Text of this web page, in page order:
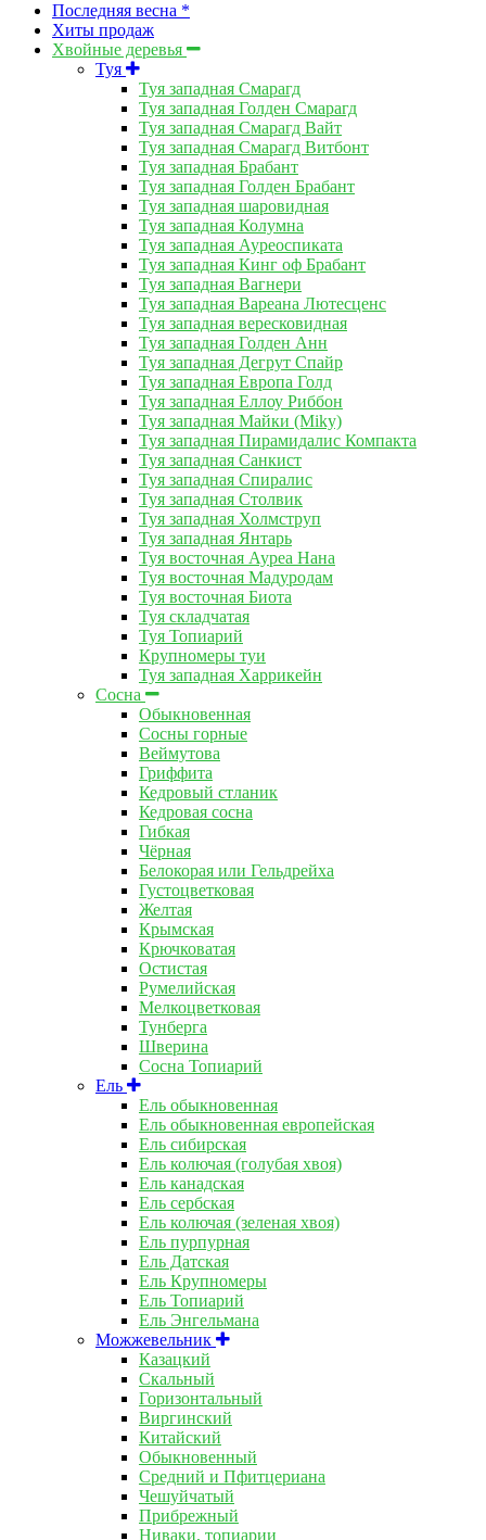
Последняя весна *
Хиты продаж
Хвойные деревья
Туя
Туя западная Смарагд
Туя западная Голден Смарагд
Туя западная Смарагд Вайт
Туя западная Смарагд Витбонт
Туя западная Брабант
Туя западная Голден Брабант
Туя западная шаровидная
Туя западная Колумна
Туя западная Ауреоспиката
Туя западная Кинг оф Брабант
Туя западная Вагнери
Туя западная Вареана Лютесценс
Туя западная вересковидная
Туя западная Голден Анн
Туя западная Дегрут Спайр
Туя западная Европа Голд
Туя западная Еллоу Риббон
Туя западная Майки (Miky)
Туя западная Пирамидалис Компакта
Туя западная Санкист
Туя западная Спиралис
Туя западная Столвик
Туя западная Холмструп
Туя западная Янтарь
Туя восточная Ауреа Нана
Туя восточная Мадуродам
Туя восточная Биота
Туя складчатая
Туя Топиарий
Крупномеры туи
Туя западная Харрикейн
Сосна
Обыкновенная
Сосны горные
Веймутова
Гриффита
Кедровый стланик
Кедровая сосна
Гибкая
Чёрная
Белокорая или Гельдрейха
Густоцветковая
Желтая
Крымская
Крючковатая
Остистая
Румелийская
Мелкоцветковая
Тунберга
Шверина
Сосна Топиарий
Ель
Ель обыкновенная
Ель обыкновенная европейская
Ель сибирская
Ель колючая (голубая хвоя)
Ель канадская
Ель сербская
Ель колючая (зеленая хвоя)
Ель пурпурная
Ель Датская
Ель Крупномеры
Ель Топиарий
Ель Энгельмана
Можжевельник
Казацкий
Скальный
Горизонтальный
Виргинский
Китайский
Обыкновенный
Средний и Пфитцериана
Чешуйчатый
Прибрежный
Ниваки, топиарии